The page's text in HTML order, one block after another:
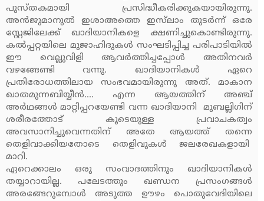
പുസ്തകമായി പ്രസിദ്ധീകരിക്കുകയായിരുന്നു.
അന്‍ജുമാനുല്‍ ഇശാഅത്തെ ഇസ്‌ലാം തുടര്‍ന്ന് ഒരേ
സ്റ്റേജിലേക്ക് ഖാദിയാനികളെ ക്ഷണിച്ചുകൊണ്ടിരുന്നു.
കല്‍പ്പറ്റയിലെ മുജാഹിദുകള്‍ സംഘടിപ്പിച്ച പരിപാടിയില്‍
ഈ വെല്ലുവിളി ആവര്‍ത്തിച്ചപ്പോള്‍ അതിനവര്‍
വഴങ്ങേണ്ടി വന്നു. ഖാദിയാനികള്‍ ഏറെ
പ്രതിരോധത്തിലായ സംഭവമായിരുന്നു അത്. മാകാന
ഖാതമുന്നബിയ്യീന്‍.... എന്ന ആയത്തിന് അഞ്ച്
അര്‍ഥങ്ങള്‍ മാറ്റിപ്പറയേണ്ടി വന്ന ഖാദിയാനി മുബല്ലിഗിന്
ശരീരത്തോട് കൂടെയുള്ള പ്രവാചകത്വം
അവസാനിച്ചുവെന്നതിന് അതേ ആയത്ത് തന്നെ
തെളിവാക്കിയതോടെ തെളിവുകള്‍ ജലരേഖകളായി
മാറി.
ഏറെക്കാലം ഒരു സംവാദത്തിനും ഖാദിയാനികള്‍
തയ്യാറായില്ല. പലേടത്തും ഖണ്ഡന പ്രസംഗങ്ങള്‍
അരങ്ങേറുമ്പോള്‍ അടുത്ത ഊഴം പൊതുവേദിയിലെ